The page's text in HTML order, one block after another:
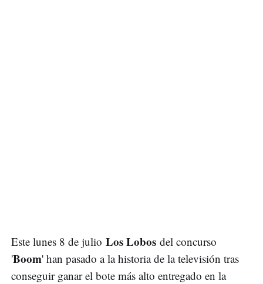
Este lunes 8 de julio Los Lobos del concurso
'Boom' han pasado a la historia de la televisión tras
conseguir ganar el bote más alto entregado en la